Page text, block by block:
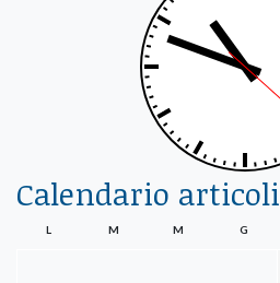
Calendario articoli
L M M G